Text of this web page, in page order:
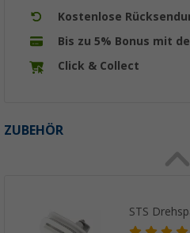
Kostenlose
Bis zu 5% Bonus mit
Click & Collect
ZUBEHÖR
STS